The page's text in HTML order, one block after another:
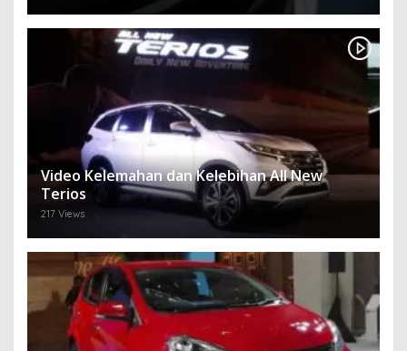
Video Kelemahan dan Kelebihan All New
Terios
217 Views